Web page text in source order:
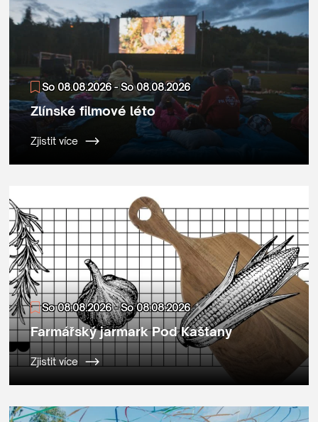
So 08.08.2026 - So 08.08.2026
Zlínské filmové léto
Zjistit více
So 08.08.2026 - So 08.08.2026
Farmářský jarmark Pod Kaštany
Zjistit více